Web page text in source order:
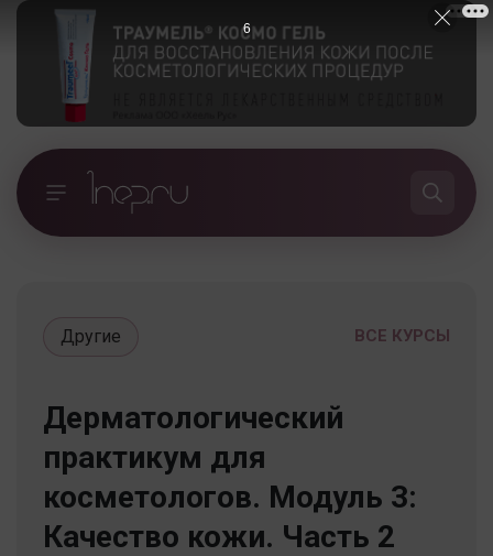
ВСЕ КУРСЫ
Другие
Дерматологический
практикум для
косметологов. Модуль 3:
Качество кожи. Часть 2
5